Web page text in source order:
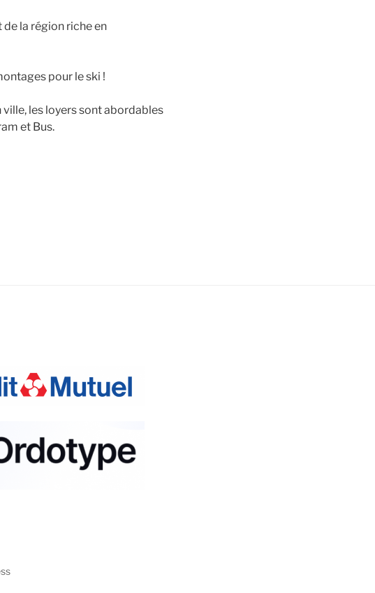
de la région riche en
pour le ski !
les loyers sont abordables
et Bus.